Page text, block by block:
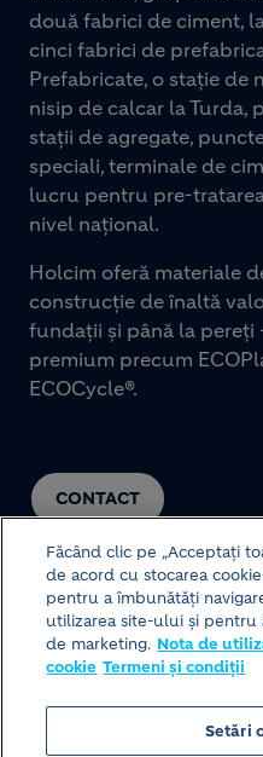
CONTACT
două fabrici de ciment,
cinci fabrici de
Prefabricate, o stație de
nisip de calcar la Turda,
stații de agregate,
speciali, terminale de
lucru pentru pre-
nivel național.
Holcim oferă materiale
construcție de înaltă
fundații și până la pereți
premium precum
ECOCycle®.
© HOLCIM 2026
Făcând clic pe „Acceptați
de acord cu stocarea
pentru a îmbunătăți
utilizarea site-ului și
de marketing. Nota de
cookie Termeni și condiții
Setări